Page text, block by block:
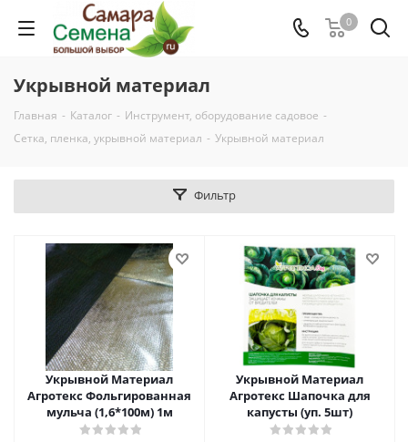
0
Укрывной материал
Главная - Каталог - Инструмент, оборудование садовое -
Сетка, пленка, укрывной материал - Укрывной материал
Фильтр
Укрывной Материал
Агротекс Фольгированная
мульча (1,6*100м) 1м
Укрывной Материал
Агротекс Шапочка для
капусты (уп. 5шт)